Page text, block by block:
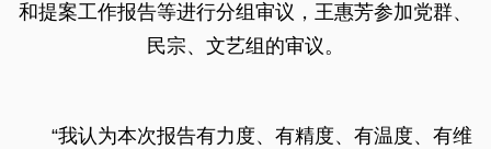
和提案工作报告等进行分组审议，王惠芳参加党群、
民宗、文艺组的审议。
“我认为本次报告有力度、有精度、有温度、有维